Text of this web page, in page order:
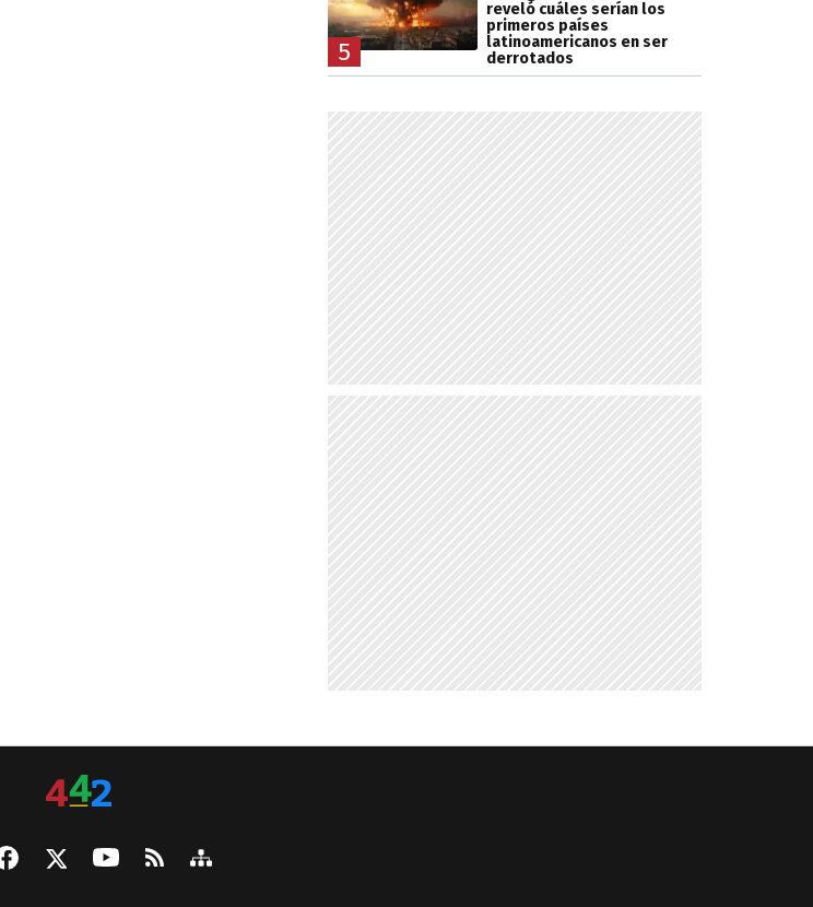
5
reveló cuáles serían los
primeros países
latinoamericanos en ser
derrotados